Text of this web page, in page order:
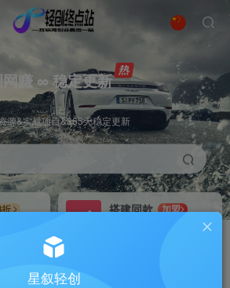
赚 ∞ 稳定更新
源&实战项目&365天稳定更新
折
搭建同款
加盟
星叙轻创